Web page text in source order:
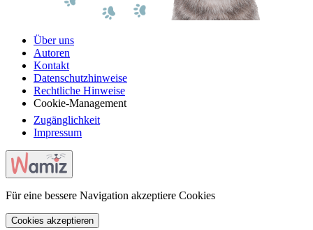
Über uns
Autoren
Kontakt
Datenschutzhinweise
Rechtliche Hinweise
Cookie-Management
Zugänglichkeit
Impressum
Für eine bessere Navigation akzeptiere Cookies
Cookies akzeptieren